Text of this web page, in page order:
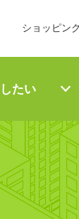
ショッピン
したい